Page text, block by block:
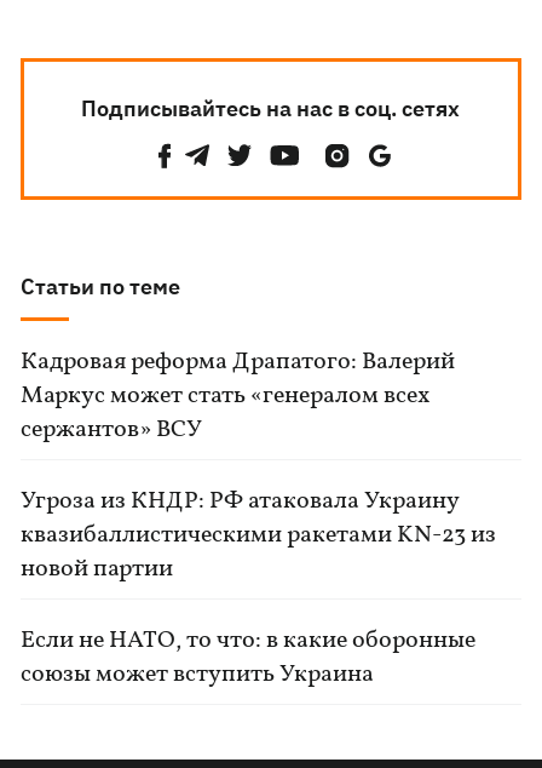
Подписывайтесь на нас в соц. сетях
Статьи по теме
Кадровая реформа Драпатого: Валерий
Маркус может стать «генералом всех
сержантов» ВСУ
Угроза из КНДР: РФ атаковала Украину
квазибаллистическими ракетами KN-23 из
новой партии
Если не НАТО, то что: в какие оборонные
союзы может вступить Украина